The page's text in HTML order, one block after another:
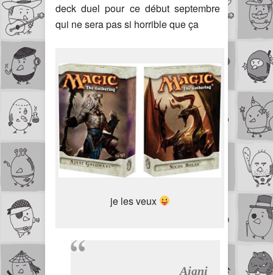
deck duel pour ce début septembre
qui ne sera pas si horrible que ça
je les veux
Ajani